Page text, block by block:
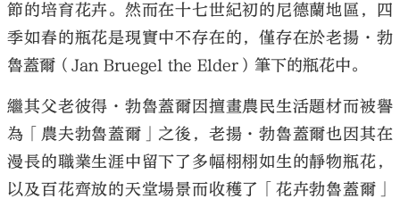
節的培育花卉。然而在十七世紀初的尼德蘭地區，四
季如春的瓶花是現實中不存在的，僅存在於老揚·勃
魯蓋爾（Jan Bruegel the Elder）筆下的瓶花中。
繼其父老彼得·勃魯蓋爾因擅畫農民生活題材而被譽
為「農夫勃魯蓋爾」之後，老揚·勃魯蓋爾也因其在
漫長的職業生涯中留下了多幅栩栩如生的靜物瓶花，
以及百花齊放的天堂場景而收穫了「花卉勃魯蓋爾」